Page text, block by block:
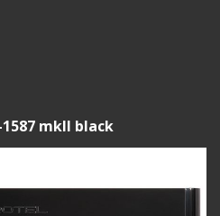
mkII black